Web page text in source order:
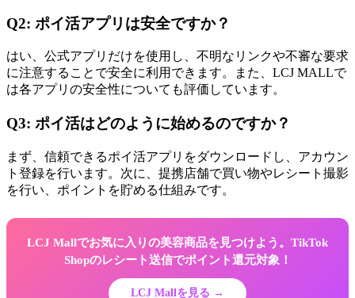
Q2: ポイ活アプリは安全ですか？
はい、公式アプリだけを使用し、不明なリンクや不審な要求
に注意することで安全に利用できます。また、LCJ MALLで
は各アプリの安全性についても評価しています。
Q3: ポイ活はどのように始めるのですか？
まず、信頼できるポイ活アプリをダウンロードし、アカウン
ト登録を行います。次に、提携店舗で買い物やレシート撮影
を行い、ポイントを貯める仕組みです。
LCJ Mallでお気に入りの美容商品を見つけよう。TikTok
Shopのレシート送信でポイント還元対象！
LCJ Mallを見る →